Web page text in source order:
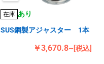
在庫 あり
SUS鋼製アジャスター 1本
￥3,670.8~[税込]